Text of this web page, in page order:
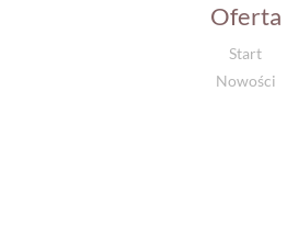
Oferta
Start
Nowości